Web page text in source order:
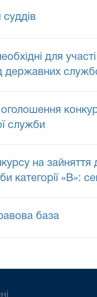
суддів
для
державних
служби
на зайняття
категорії «В»:
база